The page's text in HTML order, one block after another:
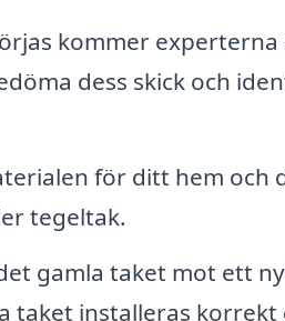
kommer
dess skick och
för ditt hem och
tegeltak.
gamla taket mot ett
taket installeras korrekt